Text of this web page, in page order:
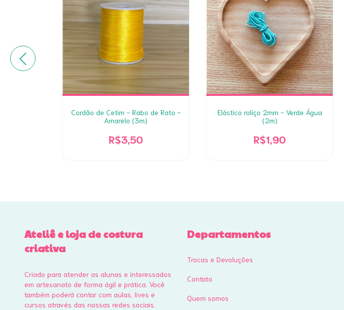
Cordão de Cetim - Rabo de Rato -
Amarelo (3m)
R$3,50
Elástico roliço 2mm - Verde Água
(2m)
R$1,90
Ateliê e loja de costura
criativa
Criado para atender as alunas e interessados
em artesanato de forma ágil e prática. Você
também poderá contar com aulas, lives e
cursos através das nossas redes sociais.
Departamentos
Trocas e Devoluções
Contato
Quem somos